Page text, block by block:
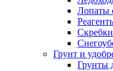
Лопаты
Грунт и
Грунты